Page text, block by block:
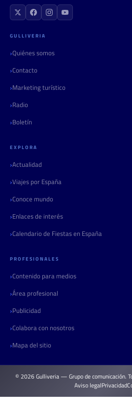
GULLIVERIA
Quiénes somos
Contacto
Marketing turístico
Radio
Boletín
EXPLORA
Actualidad
Viajes por España
Conoce mundo
Enlaces de interés
Calendario de Fiestas en España
PROFESIONALES
Contenido para medios
Área profesional
Publicidad
Colabora con nosotros
Mapa del sitio
© 2026 Gulliveria — Grupo de comunicación.
Aviso legalPrivacidad